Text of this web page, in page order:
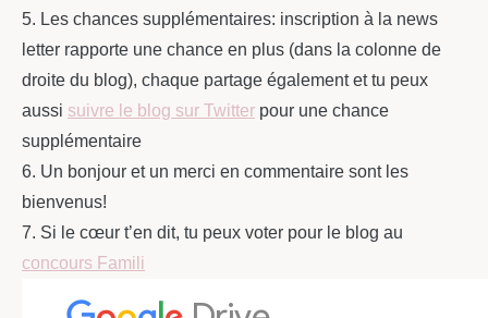
5. Les chances supplémentaires: inscription à la news
letter rapporte une chance en plus (dans la colonne de
droite du blog), chaque partage également et tu peux
aussi suivre le blog sur Twitter pour une chance
supplémentaire
6. Un bonjour et un merci en commentaire sont les
bienvenus!
7. Si le cœur t’en dit, tu peux voter pour le blog au
concours Famili